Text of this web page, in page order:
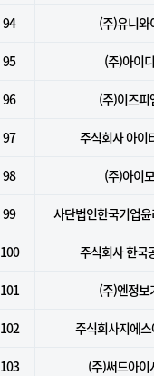
94 (주)유니와
95 (주)아이
96 (주)이즈피
97 주식회사 아이
98 (주)아이
99 사단법인한국기업
100 주식회사 한국
101 (주)엔정보
102 주식회사지에
103 (주)써드아이